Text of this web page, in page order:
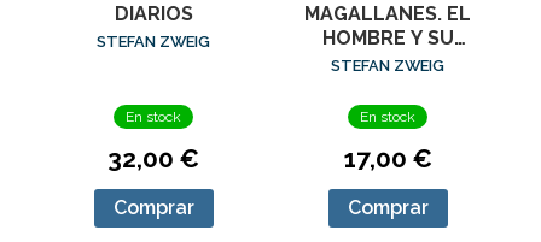
DIARIOS
STEFAN ZWEIG
En stock
32,00 €
Comprar
MAGALLANES. EL
HOMBRE Y SU
GESTA
STEFAN ZWEIG
En stock
17,00 €
Comprar